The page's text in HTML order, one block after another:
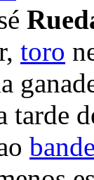
toro
tarde